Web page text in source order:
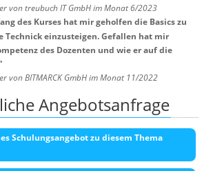
von treubuch IT GmbH im Monat 6/2023
des Kurses hat mir geholfen die Basics zu
Technick einzusteigen. Gefallen hat mir
des Dozenten und wie er auf die
von BITMARCK GmbH im Monat 11/2022
Angebotsanfrage
Schulungsangebot zu diesem Thema